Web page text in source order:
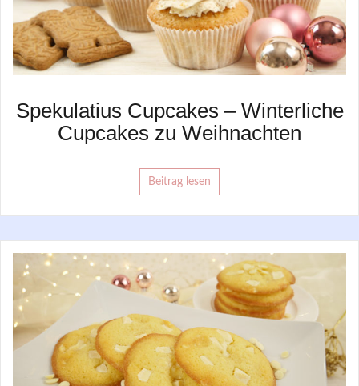
Spekulatius Cupcakes – Winterliche
Cupcakes zu Weihnachten
Beitrag lesen